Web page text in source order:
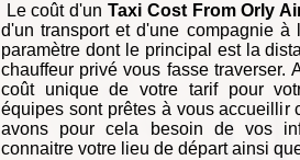
Le coût d'un Taxi Cost From Orly
d'un transport et d'une compagnie
paramètre dont le principal est la
chauffeur privé vous fasse traverser.
coût unique de votre tarif pour
équipes sont prêtes à vous accueillir
avons pour cela besoin de vos
connaitre votre lieu de départ ainsi